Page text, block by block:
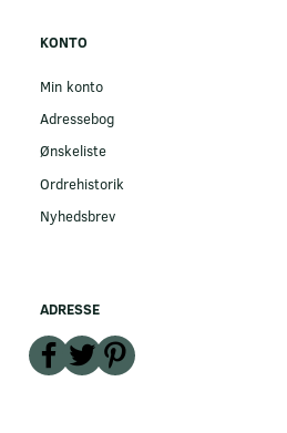
KONTO
Min konto
Adressebog
Ønskeliste
Ordrehistorik
Nyhedsbrev
ADRESSE